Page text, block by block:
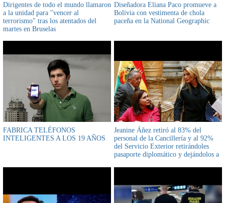
Dirigentes de todo el mundo llamaron
a la unidad para "vencer al
terrorismo" tras los atentados del
martes en Bruselas
Diseñadora Eliana Paco promueve a
Bolivia con vestimenta de chola
paceña en la National Geographic
FABRICA TELÉFONOS
INTELIGENTES A LOS 19 AÑOS
Jeanine Áñez retiró al 83% del
personal de la Cancillería y al 92%
del Servicio Exterior retirándoles
pasaporte diplomático y dejándolos a